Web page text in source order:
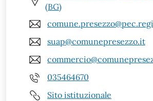
(BG)
suap@comunepresezzo.it
035464670
Sito istituzionale